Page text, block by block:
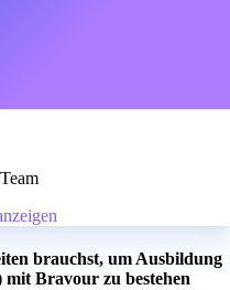
brauchst, um Ausbildung
mit Bravour zu bestehen